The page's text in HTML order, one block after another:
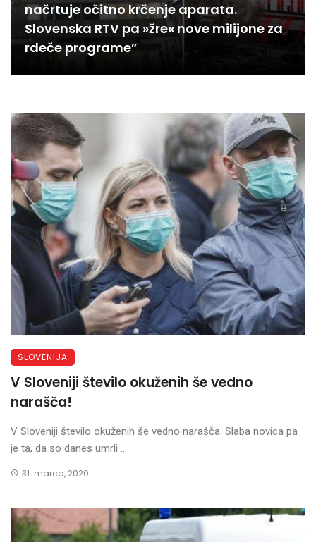
načrtuje očitno krčenje aparata.
Slovenska RTV pa »žre« nove milijone za
rdeče programe”
SLOVENIJA
V Sloveniji število okuženih še vedno
narašča!
V Sloveniji število okuženih še vedno narašča. Slaba novica pa
je ta, da so danes umrli ...
31. marca, 2020